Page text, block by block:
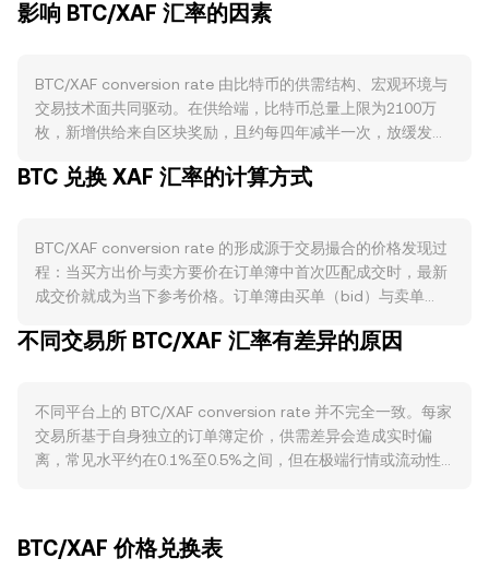
影响 BTC/XAF 汇率的因素
BTC/XAF conversion rate 由比特币的供需结构、宏观环境与
交易技术面共同驱动。在供给端，比特币总量上限为2100万
枚，新增供给来自区块奖励，且约每四年减半一次，放缓发行
失币会降低可流通筹码。在需求端，比特币作为价值储藏与转
体方向对短期波动有主导作用；XAF受与欧元挂钩、区域外汇
政策与当地流动性影响而体现强弱；全球风险偏好、利率预期
与美元走向也常间接影响BTC定价与跨币种折算。监管方面，
ETF的审批、交易与托管规范、税务申报规则）会改变合规资
度集中到期）可能放大波动，大额地址与场内外“鲸鱼”迁移筹
码、交易所净流入流出和链上储备变化，都会对 BTC/XAF
conversion rate 产生短期扰动。
BTC 兑换 XAF 汇率的计算方式
BTC/XAF conversion rate 的形成源于交易撮合的价格发现过
程：当买方出价与卖方要价在订单簿中首次匹配成交时，最新
成交价就成为当下参考价格。订单簿由买单（bid）与卖单
一与卖一的均值常作为参考中间价（mid-price）。在多家平
更大的场所对综合价格影响更大。面向换算时，基础计算十分
直接：以 XAF 计价的数值 = BTC 数量 × conversion rate；反
之，BTC 数量 = 以 XAF 计价的数值 / conversion rate。在去
商通常遵循 x × y = k 的恒定乘积模型，其中价格约等于 y/x；
当池子两侧资产失衡时，价格会偏离，套利者通过与中心化市
不同交易所 BTC/XAF 汇率有差异的原因
不同平台上的 BTC/XAF conversion rate 并不完全一致。每家
交易所基于自身独立的订单簿定价，供需差异会造成实时偏
离，常见水平约在0.1%至0.5%之间，但在极端行情或流动性
位的市场中，受区域外汇政策、入出金通道与当地法定货币流
BTC/XAF 价格兑换表